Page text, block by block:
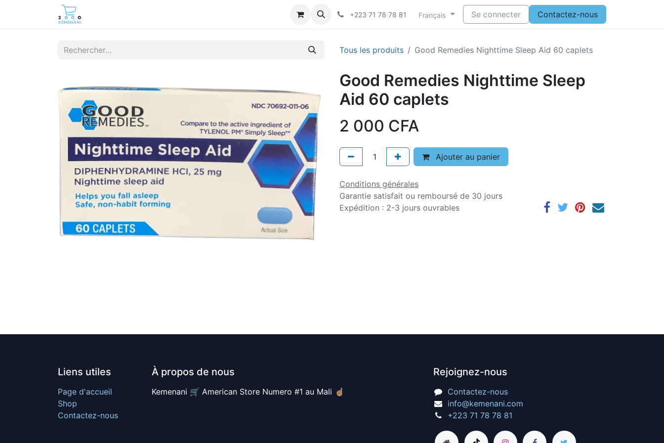
+223 71 78 78 81 Français Se connecter Contactez-nous
Tous les produits Good Remedies Nighttime Sleep Aid 60 caplets
Good Remedies Nighttime Sleep
Aid 60 caplets
2 000 CFA
Ajouter au panier
Conditions générales
Garantie satisfait ou remboursé de 30 jours
Expédition : 2-3 jours ouvrables
Liens utiles
Page d'accueil
Shop
Contactez-nous
À propos de nous
Kemenani 🛒 American Store Numero #1 au Mali ☝🏽
Rejoignez-nous
Contactez-nous
info@kemenani.com
+223 71 78 78 81